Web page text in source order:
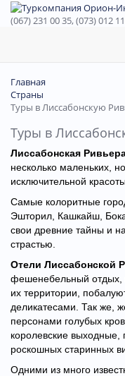
(067) 231 00 35, (073) 012
Главная
Страны
Туры в Лиссабонскую
Туры в
Лиссабонская
несколько маленьких,
исключительной
Самые колоритные
Эшторил, Кашкайш,
свои древние тайны и
страстью.
Отели Лиссабонской
фешенебельный отдых,
их территории,
деликатесами. Так же,
персонами голубых
королевские выходные,
роскошных старинных
Одними из много